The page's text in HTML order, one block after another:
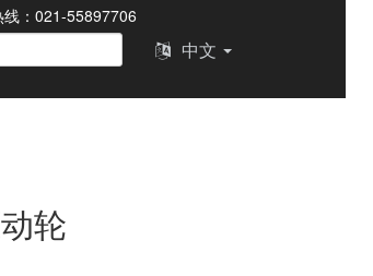
中文
线：021-55897706
轮